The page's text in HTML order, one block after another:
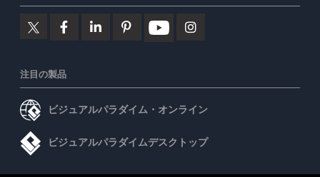
注目の製品
ビジュアルパラダイム・オンライン
ビジュアルパラダイムデスクトップ